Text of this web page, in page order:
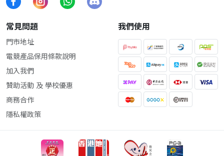
常見問題
門市地址
電競產品保用條款說明
加入我們
贊助活動 及 學校優惠
商務合作
隱私權政策
我們使用